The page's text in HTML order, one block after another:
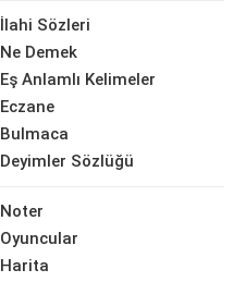
İlahi Sözleri
Ne Demek
Eş Anlamlı Kelimeler
Eczane
Bulmaca
Deyimler Sözlüğü
Noter
Oyuncular
Harita